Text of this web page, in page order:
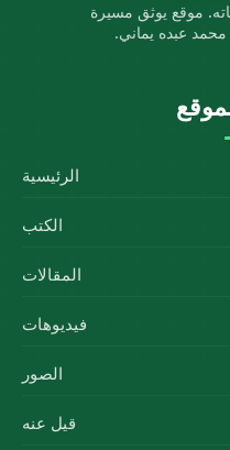
موقع يوثق مسيرة
محمد عبده يماني.
الرئيسية
الكتب
المقالات
فيديوهات
الصور
قيل عنه